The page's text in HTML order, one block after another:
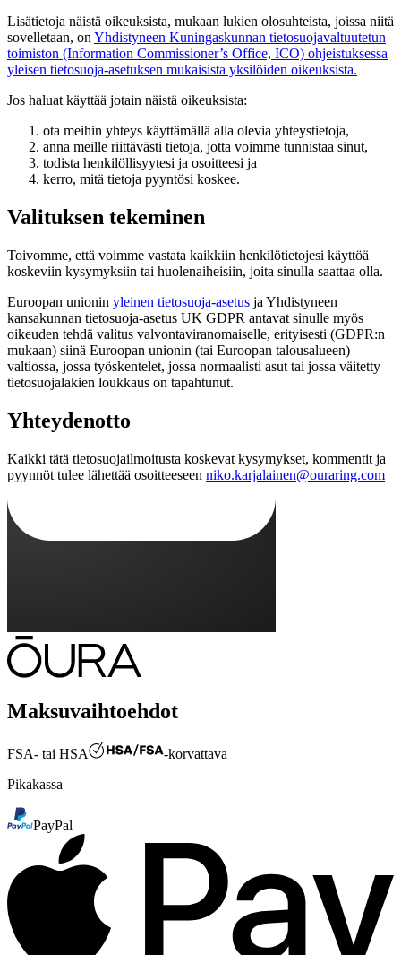
Lisätietoja näistä oikeuksista, mukaan lukien olosuhteista, joissa niitä
sovelletaan, on Yhdistyneen Kuningaskunnan tietosuojavaltuutetun
toimiston (Information Commissioner’s Office, ICO) ohjeistuksessa
yleisen tietosuoja-asetuksen mukaisista yksilöiden oikeuksista.
Jos haluat käyttää jotain näistä oikeuksista:
ota meihin yhteys käyttämällä alla olevia yhteystietoja,
anna meille riittävästi tietoja, jotta voimme tunnistaa sinut,
todista henkilöllisyytesi ja osoitteesi ja
kerro, mitä tietoja pyyntösi koskee.
Valituksen tekeminen
Toivomme, että voimme vastata kaikkiin henkilötietojesi käyttöä
koskeviin kysymyksiin tai huolenaiheisiin, joita sinulla saattaa olla.
Euroopan unionin yleinen tietosuoja-asetus ja Yhdistyneen
kansakunnan tietosuoja-asetus UK GDPR antavat sinulle myös
oikeuden tehdä valitus valvontaviranomaiselle, erityisesti (GDPR:n
mukaan) siinä Euroopan unionin (tai Euroopan talousalueen)
valtiossa, jossa työskentelet, jossa normaalisti asut tai jossa väitetty
tietosuojalakien loukkaus on tapahtunut.
Yhteydenotto
Kaikki tätä tietosuojailmoitusta koskevat kysymykset, kommentit ja
pyynnöt tulee lähettää osoitteeseen niko.karjalainen@ouraring.com
Maksuvaihtoehdot
FSA- tai HSA
-korvattava
Pikakassa
PayPal